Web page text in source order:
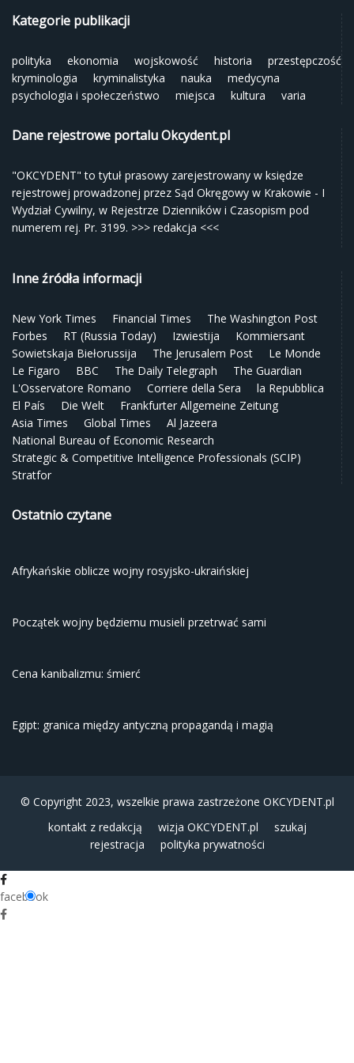
Kategorie publikacji
polityka ekonomia wojskowość historia
przestępczość
kryminologia
kryminalistyka nauka
medycyna
psychologia i społeczeństwo
miejsca kultura varia
Dane rejestrowe portalu Okcydent.pl
"OKCYDENT" to tytuł prasowy zarejestrowany w księdze
rejestrowej prowadzonej przez Sąd Okręgowy w Krakowie - I
Wydział Cywilny, w Rejestrze Dzienników i Czasopism pod
numerem rej. Pr. 3199. >>> redakcja <<<
Inne źródła informacji
New York Times Financial Times
The Washington Post
Forbes
RT (Russia Today) Izwiestija
Kommiersant
Sowietskaja Biełorussija
The Jerusalem Post
Le Monde
Le Figaro
BBC The Daily Telegraph
The Guardian
L'Osservatore Romano
Corriere della Sera
la Repubblica
El País
Die Welt
Frankfurter Allgemeine Zeitung
Asia Times
Global Times
Al Jazeera
National Bureau of Economic Research
Strategic & Competitive Intelligence Professionals (SCIP)
Stratfor
Ostatnio czytane
Afrykańskie oblicze wojny rosyjsko-ukraińskiej
Początek wojny będziemu musieli przetrwać sami
Cena kanibalizmu: śmierć
Egipt: granica między antyczną propagandą i magią
© Copyright 2023, wszelkie prawa zastrzeżone OKCYDENT.pl
kontakt z redakcją
wizja OKCYDENT.pl
szukaj
rejestracja
polityka prywatności
facebook